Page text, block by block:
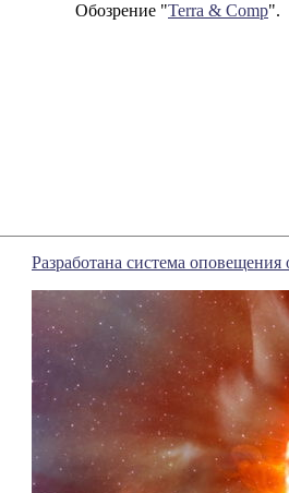
Обозрение "Terra & Comp".
Разработана система